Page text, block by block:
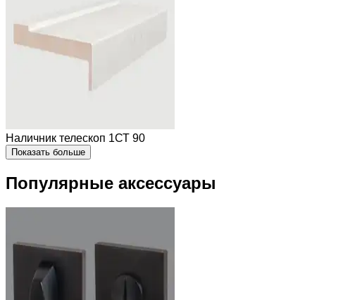
Наличник телескоп 1СТ 90
Показать больше
Популярные аксессуары